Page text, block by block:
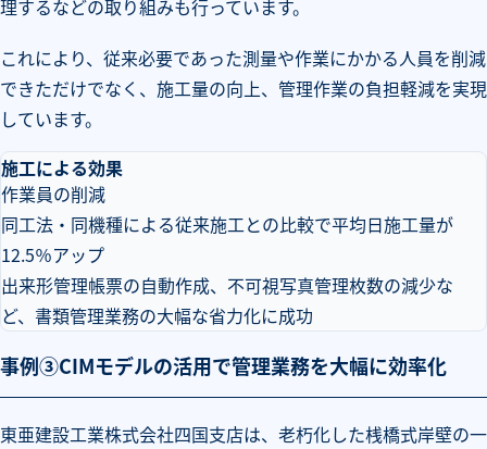
理するなどの取り組みも行っています。
これにより、従来必要であった測量や作業にかかる人員を削減
できただけでなく、施工量の向上、管理作業の負担軽減を実現
しています。
施工による効果
作業員の削減
同工法・同機種による従来施工との比較で平均日施工量が
12.5％アップ
出来形管理帳票の自動作成、不可視写真管理枚数の減少な
ど、書類管理業務の大幅な省力化に成功
事例③CIMモデルの活用で管理業務を大幅に効率化
東亜建設工業株式会社四国支店は、老朽化した桟橋式岸壁の一